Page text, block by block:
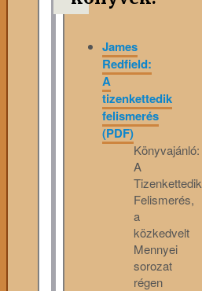
James
Redfield:
A
tizenkettedik
felismerés
(PDF)
Könyvajánló:
A
Tizenkettedik
Felismerés,
a
közkedvelt
Mennyei
sorozat
régen